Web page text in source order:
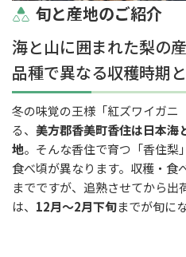
旬と産地のご紹介
海と山に囲まれた梨の
品種で異なる収穫時期
冬の味覚の王様「紅ズワイガニ
る、 美方郡香美町香住は日本海
地。そんな香住で育つ「香住梨
食べ頃が異なります。収穫・食
までですが、追熟させてから出
は、 12月～2月下旬までが旬に